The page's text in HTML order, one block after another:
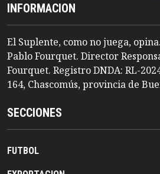
INFORMACION
El Suplente, como no juega,
Pablo Fourquet. Director
Fourquet. Registro DNDA: RL-
164, Chascomús, provincia de
SECCIONES
FUTBOL